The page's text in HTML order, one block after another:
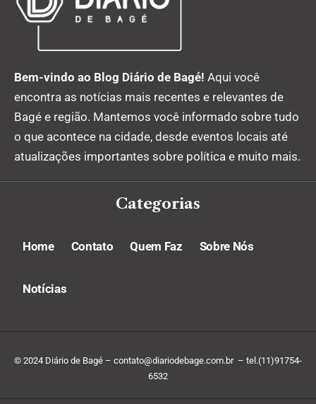
Bem-vindo ao Blog Diário de Bagé! Aqui você
encontra as notícias mais recentes e relevantes de
Bagé e região. Mantemos você informado sobre tudo
o que acontece na cidade, desde eventos locais até
atualizações importantes sobre política e muito mais.
Categorias
Home Contato Quem Faz Sobre Nós
Notícias
© 2024 Diário de Bagé – contato@diariodebage.com.br– tel.(11)91754-
6532